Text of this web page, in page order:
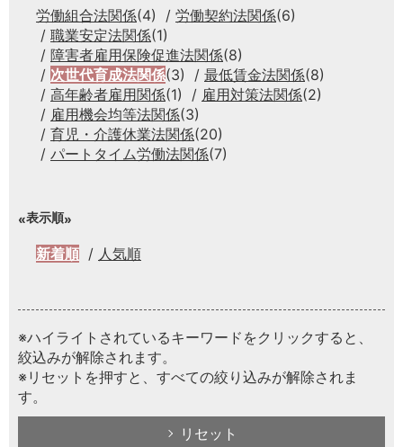
労働組合法関係(4) 労働契約法関係(6)
職業安定法関係(1)
障害者雇用保険促進法関係(8)
次世代育成法関係(3) 最低賃金法関係(8)
高年齢者雇用関係(1) 雇用対策法関係(2)
雇用機会均等法関係(3)
育児・介護休業法関係(20)
パートタイム労働法関係(7)
表示順
新着順 人気順
※ハイライトされているキーワードをクリックすると、
絞込みが解除されます。
※リセットを押すと、すべての絞り込みが解除されま
す。
リセット